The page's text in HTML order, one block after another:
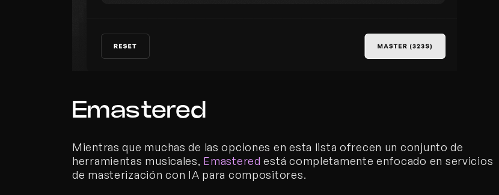
Emastered
Mientras que muchas de las opciones en esta lista ofrecen un conjunto de
herramientas musicales, Emastered está completamente enfocado en servicios
de masterización con IA para compositores.